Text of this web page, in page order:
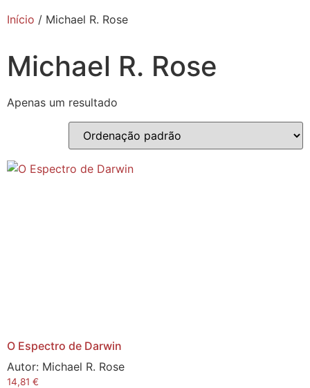
Início / Michael R. Rose
Michael R. Rose
Apenas um resultado
O Espectro de Darwin
Autor: Michael R. Rose
14,81 €